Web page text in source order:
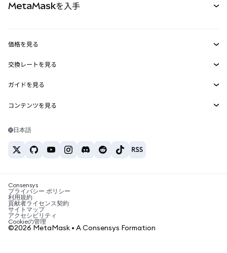
RWA
MetaMask Connect
Snaps
Web3サービス
MetaMaskを入手
セキュリティ
サポート
キャリア
お問い合わせ
価格を見る
イーサリアムの価格
Solanaの価格
Tetherの価格
交換レートを見る
ETH→USD
USDT→INR
BTC→INR
ETH→USDT
ガイドを見る
ETHの購入
USDTの購入
SHIBの購入
BNBの購入
コンテンツを見る
Solanaウォレット
税制関連ニュース
暗号資産の購入方法は？
ビットコインを売るには？
日本語
Consensys
プライバシー ポリシー
利用規約
貢献者ライセンス契約
サイトマップ
アクセシビリティ
Cookieの管理
©2026 MetaMask • A Consensys Formation